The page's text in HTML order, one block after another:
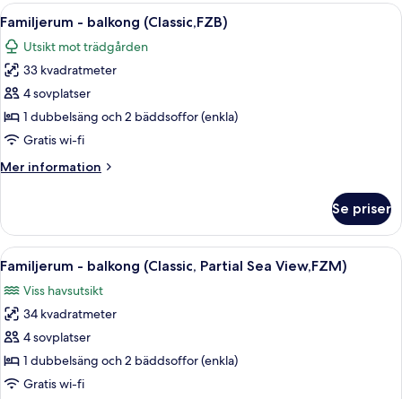
balkong
Öppna
alla
foton
för
Familjerum
-
balkong
Ett modernt hotellrum med en stor
17
Familjerum - balkong (Classic,FZB)
Utsikt mot trädgården
33 kvadratmeter
4 sovplatser
1 dubbelsäng och 2 bäddsoffor (enkla)
Gratis wi-fi
Mer information
Mer
-
balkong
(Classic,FZB)
Se priser
Öppna
alla
foton
för
Familjerum
-
balkong
Ett hotellrum med en säng, ett
10
Familjerum - balkong (Classic, Partial Sea View,FZM)
Viss havsutsikt
34 kvadratmeter
4 sovplatser
1 dubbelsäng och 2 bäddsoffor (enkla)
Gratis wi-fi